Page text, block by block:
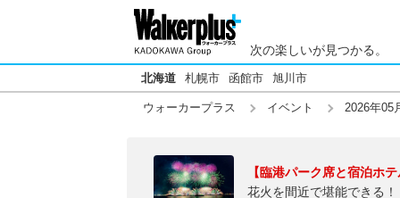
次の楽しいが見つかる。
北海道 札幌市 函館市 旭川市
ウォーカープラス イベント 2026年05
【臨港パーク席と宿泊ホ
花火を間近で堪能できる